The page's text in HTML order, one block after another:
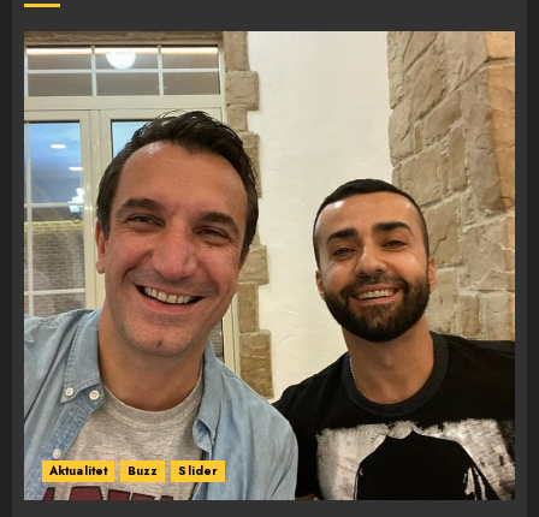
Aktualitet Buzz Slider